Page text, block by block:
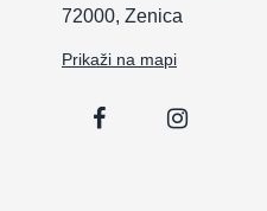
72000, Zenica
Prikaži na mapi